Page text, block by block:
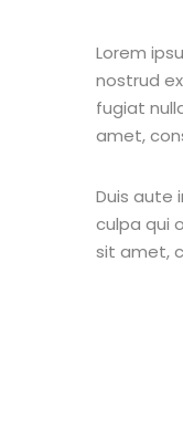
Lorem
nostrud
fugiat
amet,
Duis aute
culpa qui
sit amet,